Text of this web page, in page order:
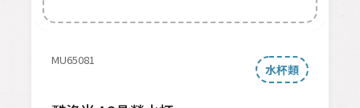
MU65081
水杯類